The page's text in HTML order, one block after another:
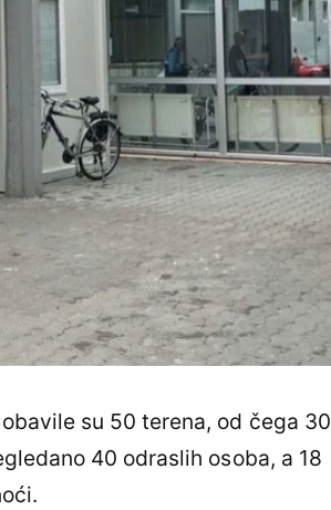
su 50 terena, od čega 30
40 odraslih osoba, a 18